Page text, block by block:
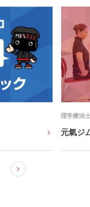
でサポート！ 介護用品
広島介